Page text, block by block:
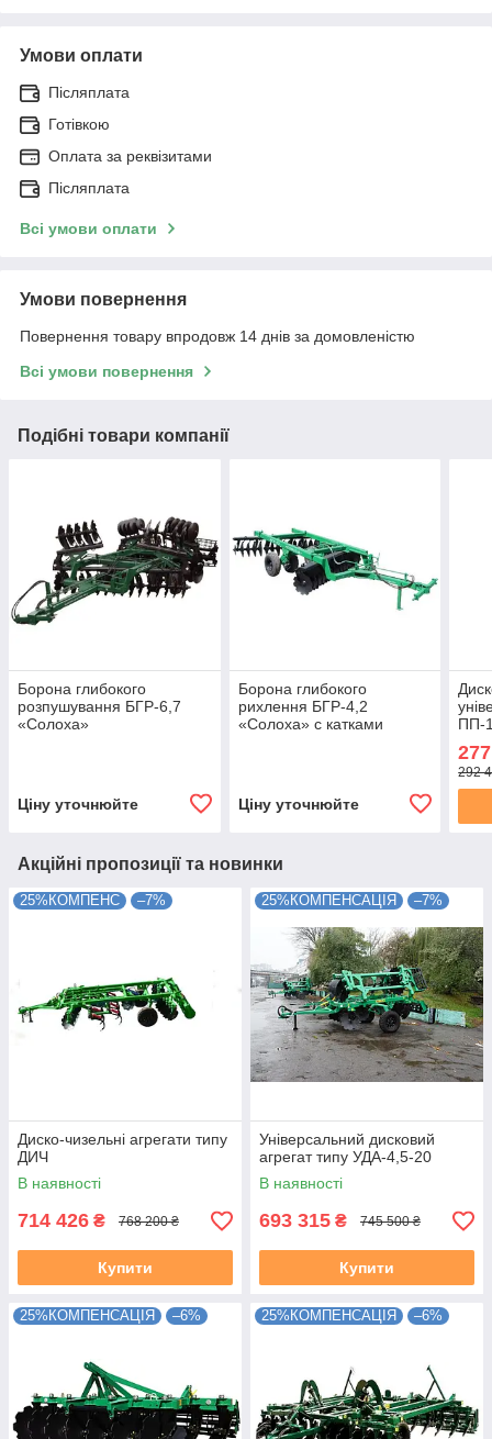
Умови оплати
Післяплата
Готівкою
Оплата за реквізитами
Післяплата
Всі умови оплати
Умови повернення
Повернення товару впродовж 14 днів за домовленістю
Всі умови повернення
Подібні товари компанії
Борона глибокого
розпушування БГР-6,7
«Солоха»
Ціну уточнюйте
Борона глибокого
рихлення БГР-4,2
«Солоха» с катками
Ціну уточнюйте
ПП-
292
Акційні пропозиції та новинки
25%КОМПЕНС –7%
Диско-чизельні агрегати типу
ДИЧ
В наявності
714 426 ₴ 768 200 ₴
Купити
25%КОМПЕНСАЦІЯ –7%
Універсальний дисковий
агрегат типу УДА-4,5-20
В наявності
693 315 ₴ 745 500 ₴
Купити
25%КОМПЕНСАЦІЯ –6% 25%КОМПЕНСАЦІЯ –6%